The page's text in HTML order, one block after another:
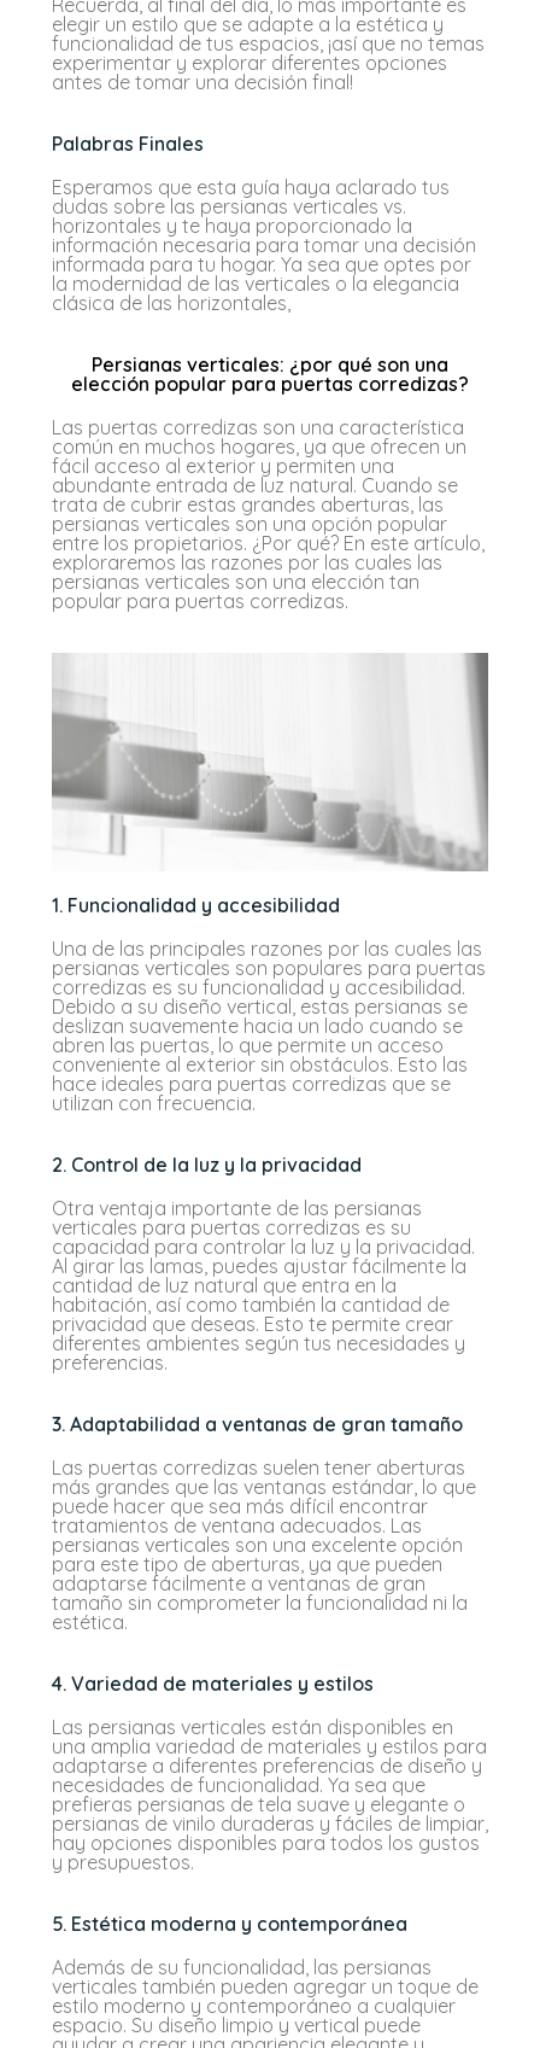
elegir un estilo que se adapte a la estética y
funcionalidad de tus espacios, ¡así que no temas
experimentar y explorar diferentes opciones
antes de tomar una decisión final!
Palabras Finales
Esperamos que esta guía haya aclarado tus
dudas sobre las persianas verticales vs.
horizontales y te haya proporcionado la
información necesaria para tomar una decisión
informada para tu hogar. Ya sea que optes por
la modernidad de las verticales o la elegancia
clásica de las horizontales,
Persianas verticales: ¿por qué son una
elección popular para puertas corredizas?
Las puertas corredizas son una característica
común en muchos hogares, ya que ofrecen un
fácil acceso al exterior y permiten una
abundante entrada de luz natural. Cuando se
trata de cubrir estas grandes aberturas, las
persianas verticales son una opción popular
entre los propietarios. ¿Por qué? En este artículo,
exploraremos las razones por las cuales las
persianas verticales son una elección tan
popular para puertas corredizas.
1. Funcionalidad y accesibilidad
Una de las principales razones por las cuales las
persianas verticales son populares para puertas
corredizas es su funcionalidad y accesibilidad.
Debido a su diseño vertical, estas persianas se
deslizan suavemente hacia un lado cuando se
abren las puertas, lo que permite un acceso
conveniente al exterior sin obstáculos. Esto las
hace ideales para puertas corredizas que se
utilizan con frecuencia.
2. Control de la luz y la privacidad
Otra ventaja importante de las persianas
verticales para puertas corredizas es su
capacidad para controlar la luz y la privacidad.
Al girar las lamas, puedes ajustar fácilmente la
cantidad de luz natural que entra en la
habitación, así como también la cantidad de
privacidad que deseas. Esto te permite crear
diferentes ambientes según tus necesidades y
preferencias.
3. Adaptabilidad a ventanas de gran tamaño
Las puertas corredizas suelen tener aberturas
más grandes que las ventanas estándar, lo que
puede hacer que sea más difícil encontrar
tratamientos de ventana adecuados. Las
persianas verticales son una excelente opción
para este tipo de aberturas, ya que pueden
adaptarse fácilmente a ventanas de gran
tamaño sin comprometer la funcionalidad ni la
estética.
4. Variedad de materiales y estilos
Las persianas verticales están disponibles en
una amplia variedad de materiales y estilos para
adaptarse a diferentes preferencias de diseño y
necesidades de funcionalidad. Ya sea que
prefieras persianas de tela suave y elegante o
persianas de vinilo duraderas y fáciles de limpiar,
hay opciones disponibles para todos los gustos
y presupuestos.
5. Estética moderna y contemporánea
Además de su funcionalidad, las persianas
verticales también pueden agregar un toque de
estilo moderno y contemporáneo a cualquier
espacio. Su diseño limpio y vertical puede